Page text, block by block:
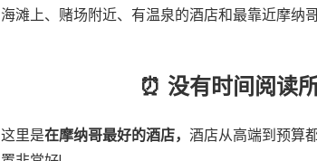
海滩上、赌场附近、有温泉的酒店和最靠近摩纳
⏰ 没有时间阅读
这里是在摩纳哥最好的酒店， 酒店从高端到预算